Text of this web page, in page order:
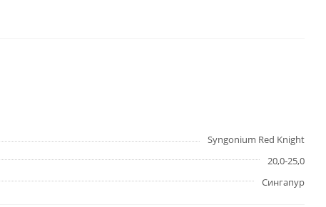
Syngonium Red Knight
20,0-25,0
Сингапур